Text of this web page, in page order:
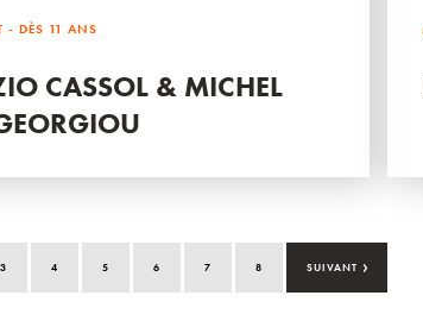
- DÈS 11 ANS
CASSOL & MICHEL
3 4 5 6 7 8 SUIVANT ›